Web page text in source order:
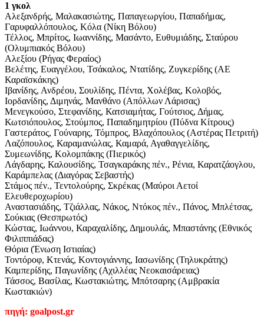
1 γκολ
Αλεξανδρής, Μαλακασιώτης, Παπαγεωργίου, Παπαδήμας,
Γαρυφαλλόπουλος, Κόλα (Νίκη Βόλου)
Τέλλος, Μπρίτος, Ιωαννίδης, Μασάντο, Ευθυμιάδης, Σταύρου
(Ολυμπιακός Βόλου)
Αλεξίου (Ρήγας Φεραίος)
Βελέτης, Ευαγγέλου, Τσάκαλος, Ντατίδης, Ζυγκερίδης (ΑΕ
Καραϊσκάκης)
Ιβανίδης, Ανδρέου, Σουλίδης, Πέντα, Χολέβας, Κολοβός,
Ιορδανίδης, Διμηνάς, Μανθάνο (Απόλλων Λάρισας)
Μενεγκούσο, Στεφανίδης, Κατσιαμήτας, Γούτσιος, Δήμας,
Κωτσιόπουλος, Στούμπος, Παπαδημητρίου (Πύδνα Κίτρους)
Γαστεράτος, Γούναρης, Τόμπρος, Βλαχόπουλος (Αστέρας Πετριτή)
Λαζόπουλος, Καραμανώλας, Καμαρά, Αγαθαγγελίδης,
Συμεωνίδης, Κολομπάκης (Πιερικός)
Λάγδαρης, Καλουσίδης, Τσαγκαράκης πέν., Ρένια, Καρατζάογλου,
Καράμπελας (Διαγόρας Σεβαστής)
Στάμος πέν., Τεντολούρης, Σκρέκας (Μαύροι Αετοί
Ελευθεροχωρίου)
Αναστασιάδης, Τζιάλλας, Νάκος, Ντόκος πέν., Πάνος, Μπλέτσας,
Σούκιας (Θεσπρωτός)
Κώστας, Ιωάννου, Καραχαλίδης, Δημουλάς, Μπαστάνης (Εθνικός
Φιλιππιάδας)
Θόρια (Ένωση Ιστιαίας)
Τοντόροφ, Κτενάς, Κοντογιάννης, Ιασωνίδης (Τηλυκράτης)
Καμπερίδης, Παγωνίδης (Αχιλλέας Νεοκαισάρειας)
Τάσσος, Βασίλας, Κωστακιώτης, Μπότσαρης (Αμβρακία
Κωστακιών)
πηγή: goalpost.gr